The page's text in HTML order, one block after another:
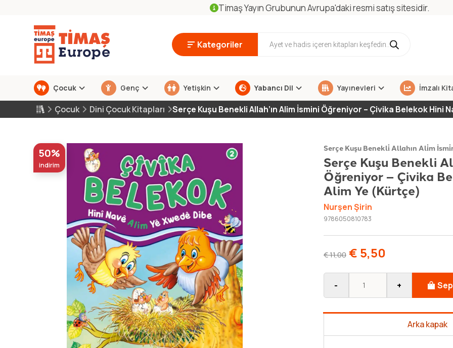
Timaş Yayın Grubunun Avrupa'daki resmi satış sitesidir.
Kategoriler
Çocuk Genç Yetişkin Yabancı Dil Yayınevleri İmzalı
Çocuk Dini Çocuk Kitapları Serçe Kuşu Benekli Allah’ın Alim İsmini Öğreniyor – Çivika Belekok Hini
50%
indirim
Serçe Kuşu Benekli̇ Allahın Ali̇m
Serçe Kuşu Benekli
Öğreniyor – Çivika
Alim Ye (Kürtçe)
Nurşen Şirin
9786050810783
€11,00 € 5,50
- +
Arka kapak